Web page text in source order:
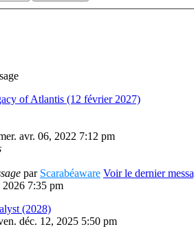
of Atlantis (12 février 2027)
avr. 06, 2022 7:12 pm
par Scarabéaware Voir le dernier
2026 7:35 pm
(2028)
déc. 12, 2025 5:50 pm